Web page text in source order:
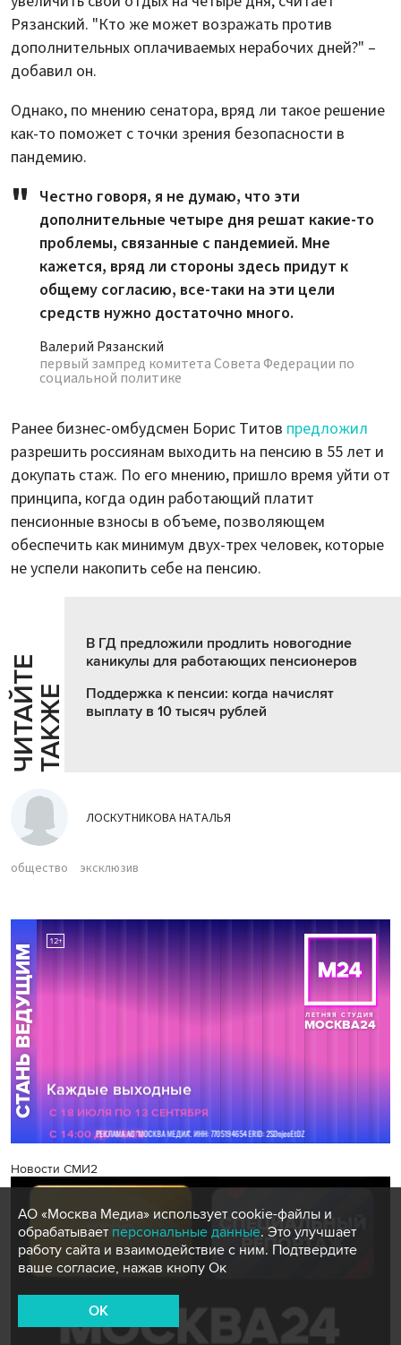
Рязанский. "Кто же может возражать против
дополнительных оплачиваемых нерабочих дней?" –
добавил он.
Однако, по мнению сенатора, вряд ли такое решение
как-то поможет с точки зрения безопасности в
пандемию.
Честно говоря, я не думаю, что эти
дополнительные четыре дня решат какие-то
проблемы, связанные с пандемией. Мне
кажется, вряд ли стороны здесь придут к
общему согласию, все-таки на эти цели
средств нужно достаточно много.
Валерий Рязанский
первый зампред комитета Совета Федерации по
социальной политике
Ранее бизнес-омбудсмен Борис Титов предложил
разрешить россиянам выходить на пенсию в 55 лет и
докупать стаж. По его мнению, пришло время уйти от
принципа, когда один работающий платит
пенсионные взносы в объеме, позволяющем
обеспечить как минимум двух-трех человек, которые
не успели накопить себе на пенсию.
Ч
И
Т
АЙ
Т
Е
Т
А
К
ЖЕ
В ГД предложили продлить новогодние
каникулы для работающих пенсионеров
Поддержка к пенсии: когда начислят
выплату в 10 тысяч рублей
ЛОСКУТНИКОВА НАТАЛЬЯ
общество эксклюзив
Новости СМИ2
АО «Москва Медиа» использует cookie-файлы и
обрабатывает персональные данные. Это улучшает
работу сайта и взаимодействие с ним. Подтвердите
ваше согласие, нажав кнопу Ок
OK